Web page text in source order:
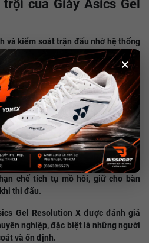
×
của Giày Asics Gel
và kiểm soát trận đấu nhờ hệ thống
hoạt.
áp lực lên bàn chân khi di chuyển
chơi giữ thăng bằng ngay cả trong
ngột.
dụng lâu dài ngay cả trên mặt sân
chế tích tụ mồ hôi, giữ cho bàn
thi đấu.
Gel Resolution X được đánh giá
nghiệp, đặc biệt là những người
và ổn định.